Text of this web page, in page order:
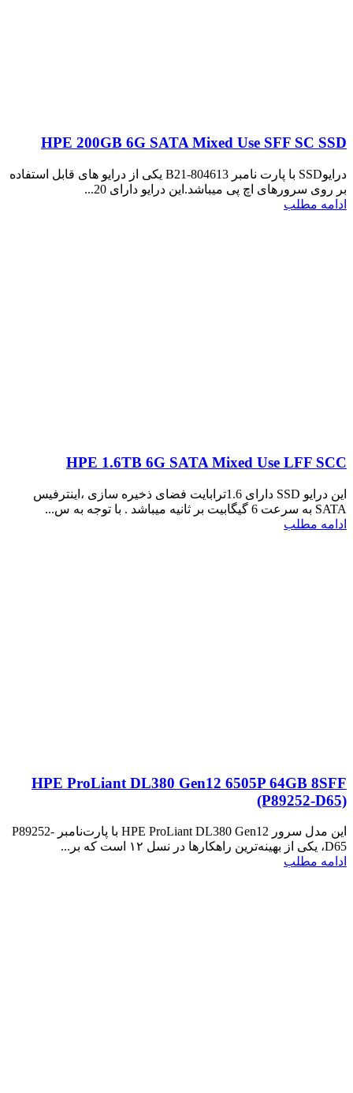
HPE 200GB 6G SATA Mixed Use SFF SC SSD
درایوSSD با پارت نامبر 804613-B21 یکی از درایو های قابل استفاده
بر روی سرورهای اچ پی میباشد.این درایو دارای 20...
ادامه مطلب
HPE 1.6TB 6G SATA Mixed Use LFF SCC
این درایو SSD دارای 1.6ترابایت فضای ذخیره سازی ،اینترفیس
SATA به سرعت 6 گیگابیت بر ثانیه میباشد . با توجه به س...
ادامه مطلب
HPE ProLiant DL380 Gen12 6505P 64GB 8SFF
(P89252‑D65)
این مدل سرور HPE ProLiant DL380 Gen12 با پارت‌نامبر P89252-
D65، یکی از بهینه‌ترین راهکارها در نسل ۱۲ است که بر...
ادامه مطلب